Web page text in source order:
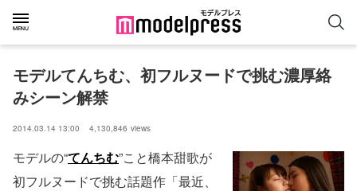
モデルてんちむ、初フルヌードで挑む濃厚絡
みシーン解禁
2014.03.14 13:00 4,130,846 views
モデルの“てんちむ”こと橋本甜歌が
初フルヌードで挑む話題作「最近、